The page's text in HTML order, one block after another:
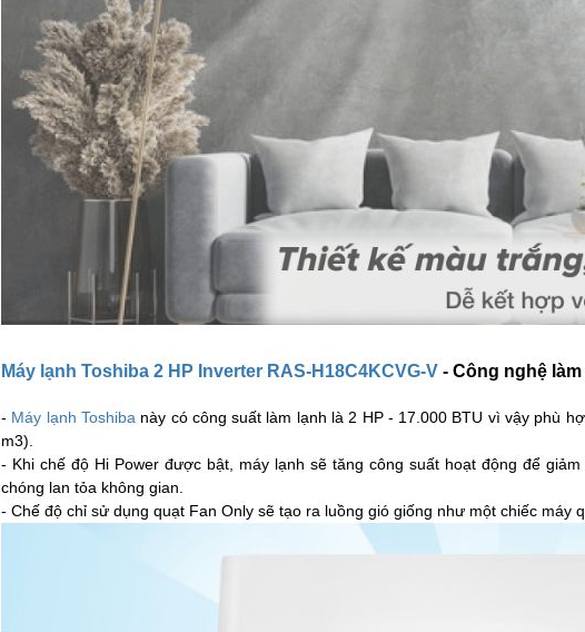
Máy lạnh Toshiba 2 HP Inverter RAS-H18C4KCVG-V - Công nghệ
- Máy lạnh Toshiba này có công suất làm lạnh là 2 HP - 17.000 BTU vì vậy phù
m3).
- Khi chế độ Hi Power được bật, máy lạnh sẽ tăng công suất hoạt động để
chóng lan tỏa không gian.
- Chế độ chỉ sử dụng quạt Fan Only sẽ tạo ra luồng gió giống như một chiếc